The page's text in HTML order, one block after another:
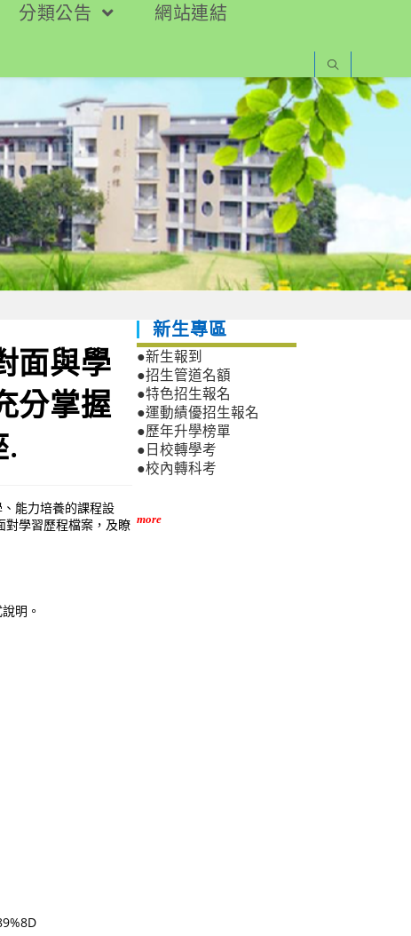
分類公告
網站連結
面與學
分掌握
.
能力培養的課程設
對學習歷程檔案，及瞭
明。
新生專區
●新生報到
●招生管道名額
●特色招生報名
●運動績優招生報名
●歷年升學榜單
●日校轉學考
●校內轉科考
more